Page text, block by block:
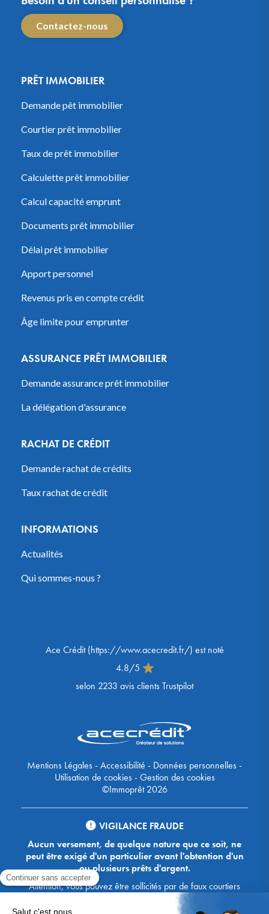
Contactez-nous
PRÊT IMMOBILIER
Demande pêt immobilier
Courtier prêt immobilier
Taux de prêt immobilier
Calculette prêt immobilier
Calcul capacité emprunt
Documents prêt immobilier
Délai prêt immobilier
Apport personnel
Revenus pris en compte crédit
Âge limite pour emprunter
ASSURANCE PRÊT IMMOBILIER
Demande assurance prêt immobilier
La délégation d'assurance
RACHAT DE CRÉDIT
Demande rachat de crédits
Taux rachat de crédit
INFORMATIONS
Actualités
Qui sommes-nous ?
Ace Crédit(https://www.acecredit.fr/) est noté
4.8/5
selon 2233 avis clients Trustpilot
Mentions Légales-Accessibilité - Données personnelles-
Utilisation de cookies-Gestion des cookies
©Immoprêt 2026
VIGILANCE FRAUDE
Aucun versement, de quelque nature que ce soit, ne
peut être exigé d'un particulier avant l'obtention d'un
ou plusieurs prêts d'argent.
Attention, vous pouvez être sollicités par de faux courtiers
Ace Crédit / Immoprêt, qui vous proposent de bénéficier de
crédits, en vous demandant de transmettre des documents,